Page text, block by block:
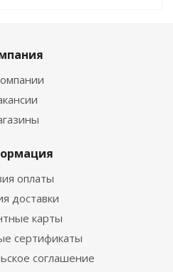
оплаты
доставки
карты
сертификаты
соглашение